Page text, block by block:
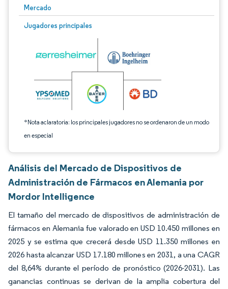
Mercado
Jugadores principales
*Nota aclaratoria: los principales jugadores no se ordenaron de un modo
en especial
Imagen © Mordor Intelligence. El uso requiere atribución según CC BY 4.0.
Análisis del Mercado de Dispositivos de
Administración de Fármacos en Alemania por
Mordor Intelligence
El tamaño del mercado de dispositivos de administración de
fármacos en Alemania fue valorado en USD 10.450 millones en
2025 y se estima que crecerá desde USD 11.350 millones en
2026 hasta alcanzar USD 17.180 millones en 2031, a una CAGR
del 8,64% durante el período de pronóstico (2026-2031). Las
ganancias continuas se derivan de la amplia cobertura del